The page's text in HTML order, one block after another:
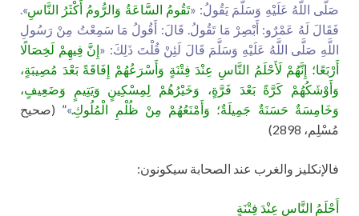
صَلَّى اللَّهُ عَلَيْهِ وَسَلَّمَ يَقُولُ: «تَقُومُ السَّاعَةُ وَالرُّومُ أَكْثَرُ النَّاسِ».
فَقَالَ لَهُ عَمْرٌو: أَبْصِرْ مَا تَقُولُ. قَالَ: أَقُولُ مَا سَمِعْتُ مِنْ رَسُولِ
اللَّهِ صَلَّى اللَّهُ عَلَيْهِ وَسَلَّمَ قَالَ لَئِنْ قُلْتَ ذَلِكَ: «إِنَّ فِيهِمْ لَخِصَالًا
أَرْبَعًا؛ إِنَّهُمْ لَأَحْلَمُ النَّاسِ عِنْدَ فِتْنَةٍ وَأَسْرَعُهُمْ إِفَاقَةً بَعْدَ مُصِيبَةٍ،
وَأَوْشَكُهُمْ كَرَّةً بَعْدَ فَرَّةٍ، وَخَيْرُهُمْ لِمِسْكِينٍ وَيَتِيمٍ وَضَعِيفٍ،
وَخَامِسَةٌ حَسَنَةٌ جَمِيلَةٌ؛ وَأَمْنَعُهُمْ مِنْ ظُلْمِ الْمُلُوكِ.»” (صحيح
مُسْلِم، 2898)
فالإنكليز والغرب عند الصحابة سيكونون:
أَحْلَمُ النَّاسِ عِنْدَ فِتْنَةٍ